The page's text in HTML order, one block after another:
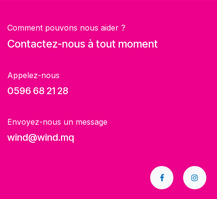
Comment pouvons nous aider ?
Contactez-nous à tout moment
Appelez-nous
0596 68 21 28
Envoyez-nous un message
wind@wind.mq